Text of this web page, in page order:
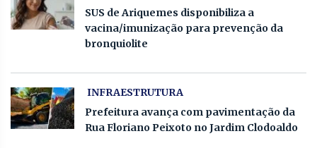
SUS de Ariquemes disponibiliza a
vacina/imunização para prevenção da
bronquiolite
INFRAESTRUTURA
Prefeitura avança com pavimentação da
Rua Floriano Peixoto no Jardim Clodoaldo